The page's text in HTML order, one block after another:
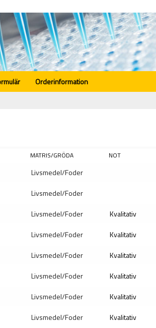
Orderinformation
MATRIS/GRÖDA NOT
Livsmedel/Foder
Livsmedel/Foder
Livsmedel/Foder Kvalitativ
Livsmedel/Foder Kvalitativ
Livsmedel/Foder Kvalitativ
Livsmedel/Foder Kvalitativ
Livsmedel/Foder Kvalitativ
Livsmedel/Foder Kvalitativ